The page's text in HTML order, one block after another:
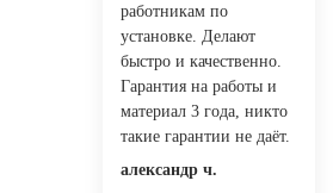
работникам по
установке. Делают
быстро и качественно.
Гарантия на работы и
материал 3 года, никто
такие гарантии не даёт.
александр ч.